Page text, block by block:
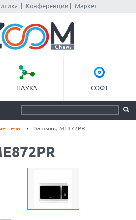
Конференции Маркет
НАУКА СОФТ
печи Samsung ME872PR